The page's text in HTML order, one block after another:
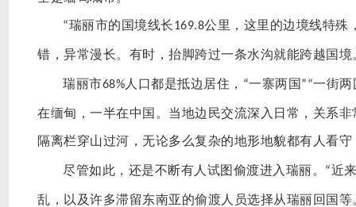
“瑞丽市的国境线长169.8公里，这里的边境线特殊
错，异常漫长。有时，抬脚跨过一条水沟就能跨越国境
瑞丽市68% 人口都是抵边居住， “一寨两国 ”“一街两
在缅甸，一半在中国。当地边民交流深入日常，关系
隔离栏穿山过河，无论多么复杂的地形地貌都有人看
尽管如此，还是不断有人试图偷渡进入瑞丽。 “近
乱，以及许多滞留东南亚的偷渡人员选择从瑞丽回国等